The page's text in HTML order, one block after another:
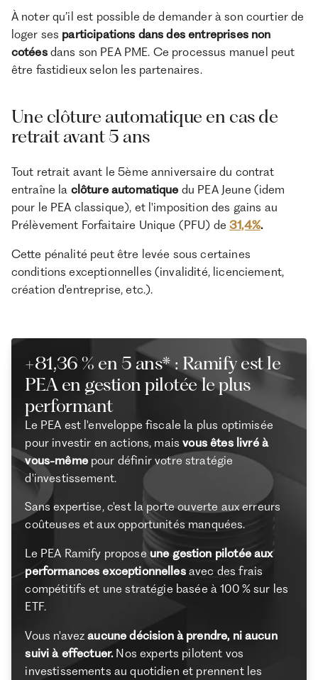
À noter qu’il est possible de demander à son courtier de
loger ses participations dans des entreprises non
cotées dans son PEA PME. Ce processus manuel peut
être fastidieux selon les partenaires.
Une clôture automatique en cas de
retrait avant 5 ans
Tout retrait avant le 5ème anniversaire du contrat
entraîne la clôture automatique du PEA Jeune (idem
pour le PEA classique), et l'imposition des gains au
Prélèvement Forfaitaire Unique (PFU) de31,4%.
Cette pénalité peut être levée sous certaines
conditions exceptionnelles (invalidité, licenciement,
création d'entreprise, etc.).
+81,36 % en 5 ans* : Ramify est le
PEA en gestion pilotée le plus
performant
Le PEA est l'enveloppe fiscale la plus optimisée
pour investir en actions, maisvous êtes livré à
vous-mêmepour définir votre stratégie
d'investissement.
Sans expertise, c'est la porte ouverte aux erreurs
coûteuses et aux opportunités manquées.
Le PEA Ramify proposeune gestion pilotée aux
performances exceptionnellesavec des frais
compétitifs et une stratégie basée à 100 % sur les
ETF.
Vous n'avezaucune décision à prendre, ni aucun
suivi à effectuer. Nos experts pilotent vos
investissements au quotidien et prennent les